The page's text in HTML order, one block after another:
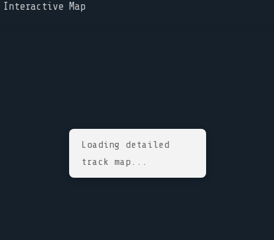
Interactive Map
Loading detailed
track map...